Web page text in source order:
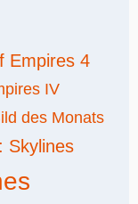
Empires 4
IV
des Monats
Skylines